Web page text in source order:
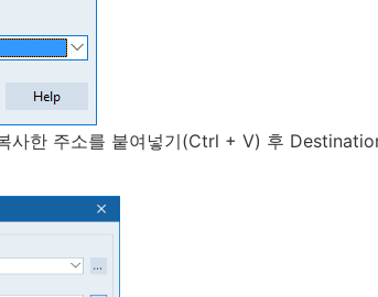
사한 주소를 붙여넣기(Ctrl + V) 후